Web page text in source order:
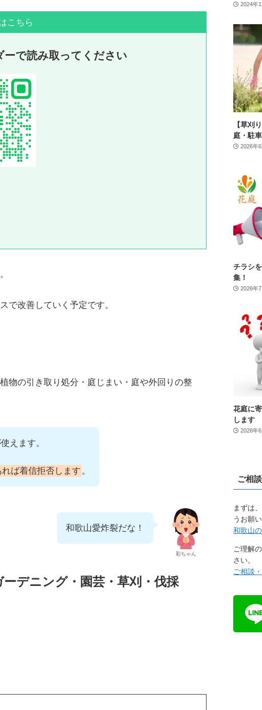
こちら
で読み取ってください
で改善していく予定です。
物の引き取り処分・庭じまい・庭や外回りの整
えます。
ば着信拒否します 。
彩ちゃん
和歌山愛炸裂だな！
デニング・園芸・草刈・伐採
2024年
【草刈
庭・駐
2026年
チラシ
集！
2026年
花庭に
します
2026年
ご相
まずは
うお願
和歌山
ご理解
さい。
ご相談